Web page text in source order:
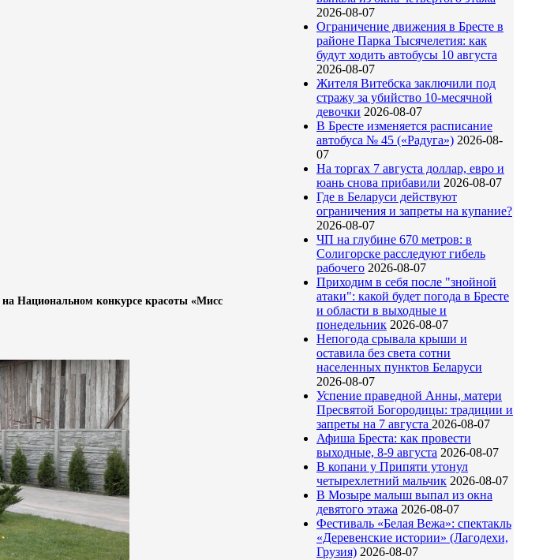
Национальном конкурсе красоты «Мисс
2026-08-07
Ограничение движения в Бресте в
районе Парка Тысячелетия: как
будут ходить автобусы 10 августа
2026-08-07
Жителя Витебска заключили под
стражу за убийство 10-месячной
девочки 2026-08-07
В Бресте изменяется расписание
автобуса № 45 («Радуга») 2026-08-
07
На торгах 7 августа доллар, евро и
юань снова прибавили 2026-08-07
Где в Беларуси действуют
ограничения и запреты на купание?
2026-08-07
ЧП на глубине 670 метров: в
Солигорске расследуют гибель
рабочего 2026-08-07
Приходим в себя после "знойной
атаки": какой будет погода в Бресте
и области в выходные и
понедельник 2026-08-07
Непогода срывала крыши и
оставила без света сотни
населенных пунктов Беларуси
2026-08-07
Успение праведной Анны, матери
Пресвятой Богородицы: традиции и
запреты на 7 августа 2026-08-07
Афиша Бреста: как провести
выходные, 8-9 августа 2026-08-07
В копани у Припяти утонул
четырехлетний мальчик 2026-08-07
В Мозыре малыш выпал из окна
девятого этажа 2026-08-07
Фестиваль «Белая Вежа»: спектакль
«Деревенские истории» (Лагодехи,
Грузия) 2026-08-07